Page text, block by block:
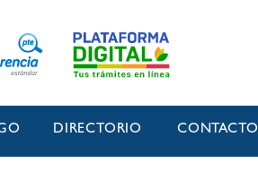
DIRECTORIO CONTACTO